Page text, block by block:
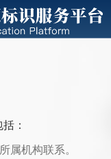
：
属机构联系。